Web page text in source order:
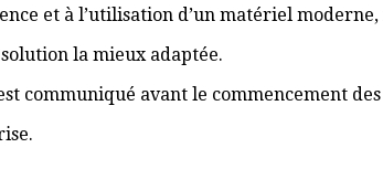
et à l’utilisation d’un matériel
la mieux adaptée.
communiqué avant le commencement